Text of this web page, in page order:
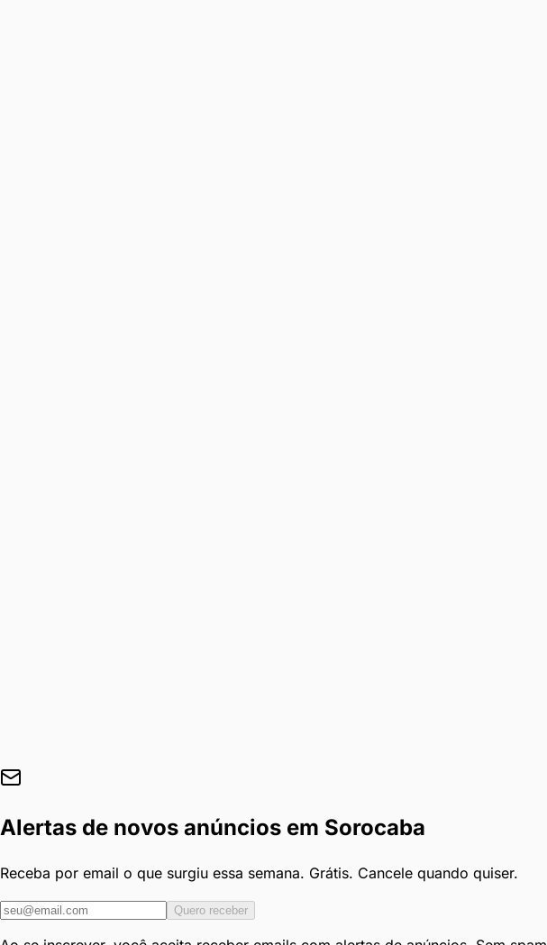
Alertas de novos anúncios em Sorocaba
Receba por email o que surgiu essa semana. Grátis. Cancele quando quiser.
Quero receber